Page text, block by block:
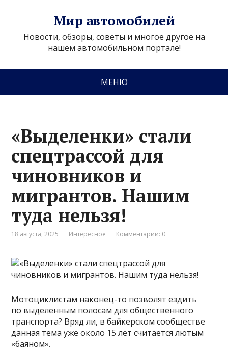
Мир автомобилей
Новости, обзоры, советы и многое другое на
нашем автомобильном портале!
МЕНЮ
«Выделенки» стали
спецтрассой для
чиновников и
мигрантов. Нашим
туда нельзя!
18 августа, 2025 Интересное Комментарии: 0
Мотоциклистам наконец-то позволят ездить
по выделенным полосам для общественного
транспорта? Вряд ли, в байкерском сообществе
данная тема уже около 15 лет считается лютым
«баяном».